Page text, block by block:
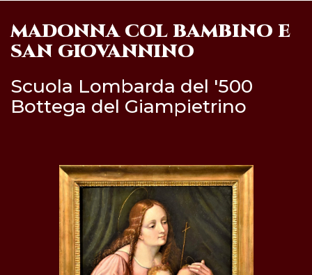
MADONNA COL BAMBINO E
SAN GIOVANNINO
Scuola Lombarda del '500
Bottega del Giampietrino